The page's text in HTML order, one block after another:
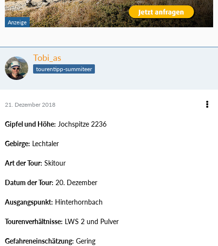
Tobi_as
tourentipp-summiteer
21. Dezember 2018
Gipfel und Höhe: Jochspitze 2236
Gebirge: Lechtaler
Art der Tour: Skitour
Datum der Tour: 20. Dezember
Ausgangspunkt: Hinterhornbach
Tourenverhältnisse: LWS 2 und Pulver
Gefahreneinschätzung: Gering